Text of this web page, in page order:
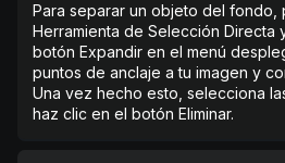
Para separar un objeto del fondo,
Herramienta de Selección Directa
botón Expandir en el menú
puntos de anclaje a tu imagen y
Una vez hecho esto, selecciona
haz clic en el botón Eliminar.